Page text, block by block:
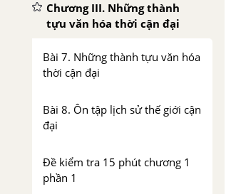
Chương III. Những thành
tựu văn hóa thời cận đại
Bài 7. Những thành tựu văn hóa
thời cận đại
Bài 8. Ôn tập lịch sử thế giới cận
đại
Đề kiểm tra 15 phút chương 1
phần 1